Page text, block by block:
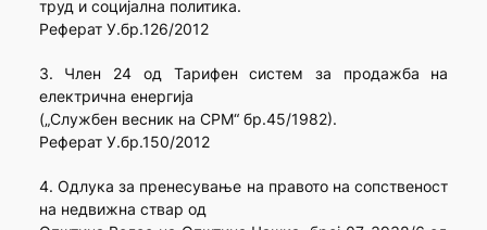
труд и социјална политика.
Реферат У.бр.126/2012
3. Член 24 од Тарифен систем за продажба на
електрична енергија
(„Службен весник на СРМ“ бр.45/1982).
Реферат У.бр.150/2012
4. Одлука за пренесување на правото на сопственост
на недвижна ствар од